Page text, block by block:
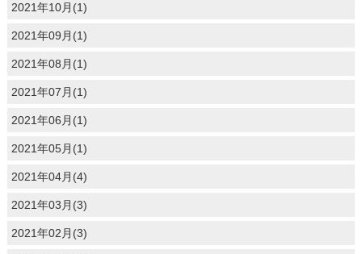
2021年10月(1)
2021年09月(1)
2021年08月(1)
2021年07月(1)
2021年06月(1)
2021年05月(1)
2021年04月(4)
2021年03月(3)
2021年02月(3)